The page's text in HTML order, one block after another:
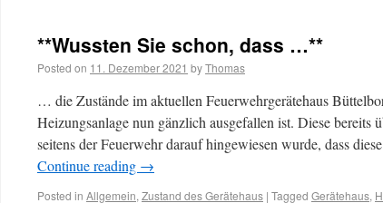
**Wussten Sie schon, dass …**
Posted on 11. Dezember 2021 byThomas
… die Zustände im aktuellen Feuerwehrgerätehaus
Heizungsanlage nun gänzlich ausgefallen ist. Diese bereits
seitens der Feuerwehr darauf hingewiesen wurde, dass
Continue reading →
Posted in Allgemein, Zustand des Gerätehaus | Tagged Gerätehaus,